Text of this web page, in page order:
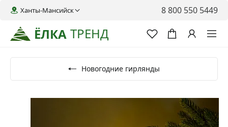
ЁЛКА ТРЕНД
Ханты-Мансийск 8 800 550 5449
Новогодние гирлянды